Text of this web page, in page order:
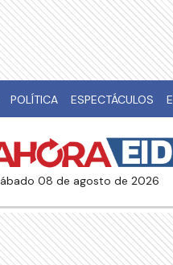
POLÍTICA ESPECTÁCULOS
sábado 08 de agosto de 2026